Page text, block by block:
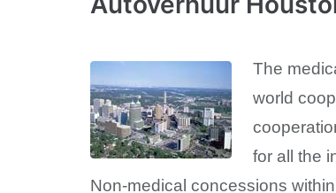
The
world
for all the
Non-medical concessions